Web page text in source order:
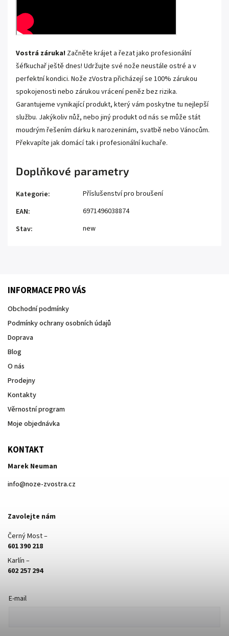
Vostrá záruka! Začněte krájet a řezat jako profesionální
šéfkuchař ještě dnes! Udržujte své nože neustále ostré a v
perfektní kondici. Nože zVostra přicházejí se 100% zárukou
spokojenosti nebo zárukou vrácení peněz bez rizika.
Garantujeme vynikající produkt, který vám poskytne tu nejlepší
službu. Jakýkoliv nůž, nebo jiný produkt od nás se může stát
moudrým řešením dárku k narozeninám, svatbě nebo Vánocům.
Překvapíte jak domácí tak i profesionální kuchaře.
Doplňkové parametry
Kategorie:
Příslušenství pro broušení
EAN:
6971496038874
Stav: new
INFORMACE PRO VÁS
Obchodní podmínky
Podmínky ochrany osobních údajů
Doprava
Blog
O nás
Prodejny
Kontakty
Věrnostní program
Moje objednávka
KONTAKT
Marek Neuman
info@noze-zvostra.cz
Zavolejte nám
Černý Most –
601 390 218
Karlín –
602 257 294
E-mail